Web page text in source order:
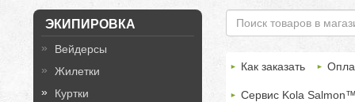
ЭКИПИРОВКА
Вейдерсы
Жилетки
Куртки
Как заказать
Сервис Kola